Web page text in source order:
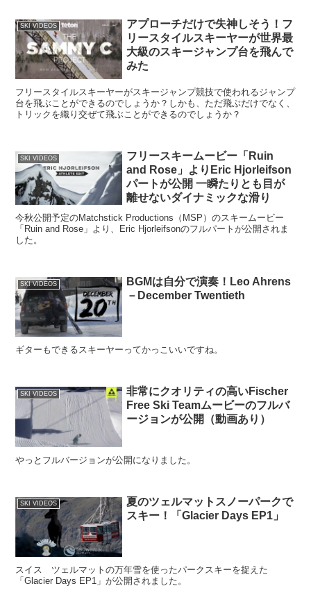
SKI VIDEOS
アプローチだけで失神しそう！フ
リースタイルスキーヤーが世界最
大級のスキージャンプ台を飛んで
みた
フリースタイルスキーヤーがスキージャンプ競技で使われるジャンプ
台を飛ぶことができるのでしょうか？しかも、ただ飛ぶだけでなく、
トリックを織り交ぜて飛ぶことができるのでしょうか？
SKI VIDEOS
フリースキームービー「Ruin
and Rose」よりEric Hjorleifson
パートが公開 一瞬たりとも目が
離せないダイナミックな滑り
今秋公開予定のMatchstick Productions（MSP）のスキームービー
「Ruin and Rose」より、Eric Hjorleifsonのフルパートが公開されま
した。
SKI VIDEOS
BGMは自分で演奏！Leo Ahrens
－December Twentieth
ギターもできるスキーヤーってかっこいいですね。
SKI VIDEOS
非常にクオリティの高いFischer
Free Ski Teamムービーのフルバ
ージョンが公開（動画あり）
やっとフルバージョンが公開になりました。
SKI VIDEOS
夏のツェルマットスノーパークで
スキー！「Glacier Days EP1」
スイス ツェルマットの万年雪を使ったパークスキーを捉えた
「Glacier Days EP1」が公開されました。